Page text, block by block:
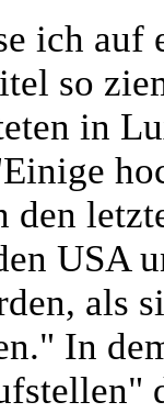
ich auf
so
in
den
USA
als
In